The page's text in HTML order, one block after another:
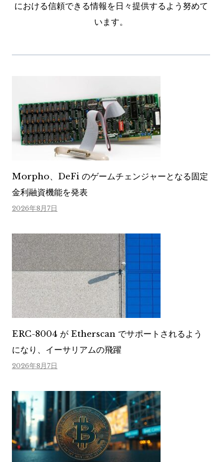
における信頼できる情報を日々提供するよう努めて
います。
Morpho、DeFi のゲームチェンジャーとなる固定
金利融資機能を発表
2026年8月7日
ERC-8004 が Etherscan でサポートされるよう
になり、イーサリアムの飛躍
2026年8月7日